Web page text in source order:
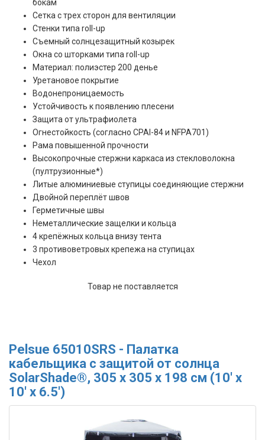
бокам
Сетка с трех сторон для вентиляции
Стенки типа roll-up
Съемный солнцезащитный козырек
Окна со шторками типа roll-up
Материал: полиэстер 200 денье
Уретановое покрытие
Водонепроницаемость
Устойчивость к появлению плесени
Защита от ультрафиолета
Огнестойкость (согласно CPAI-84 и NFPA701)
Рама повышенной прочности
Высокопрочные стержни каркаса из стекловолокна
(пултрузионные*)
Литые алюминиевые ступицы соединяющие стержни
Двойной переплёт швов
Герметичные швы
Неметаллические защелки и кольца
4 крепёжных кольца внизу тента
3 противоветровых крепежа на ступицах
Чехол
Товар не поставляется
Pelsue 65010SRS - Палатка
кабельщика с защитой от солнца
SolarShade®, 305 х 305 х 198 см (10' x
10' x 6.5')